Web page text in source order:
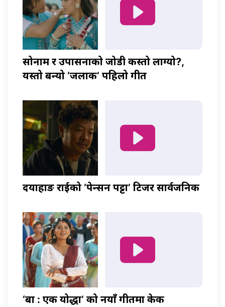
सोनाम र उपासनाको जोडी कस्तो लाग्यो?,
यस्तो बन्यो ‘जलाकी’ पहिलो गीत
दयाहाङ राईको ‘पेन्सन पट्टा’ टिजर सार्वजनिक
‘बा : एक योद्धा’ को नयाँ गीतमा केकी